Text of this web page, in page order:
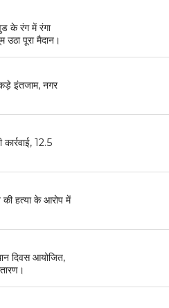
के रंग में रंगा
उठा पूरा मैदान।
इंतजाम, नगर
12.5
हत्या के आरोप में
दिवस आयोजित,